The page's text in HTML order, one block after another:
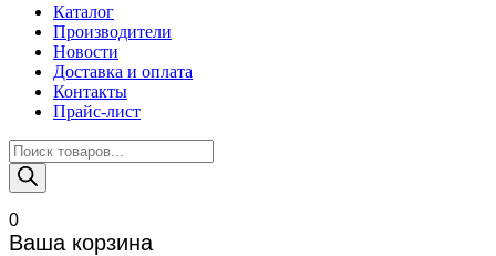
Каталог
Производители
Новости
Доставка и оплата
Контакты
Прайс-лист
Поиск
товаров
0
Ваша корзина